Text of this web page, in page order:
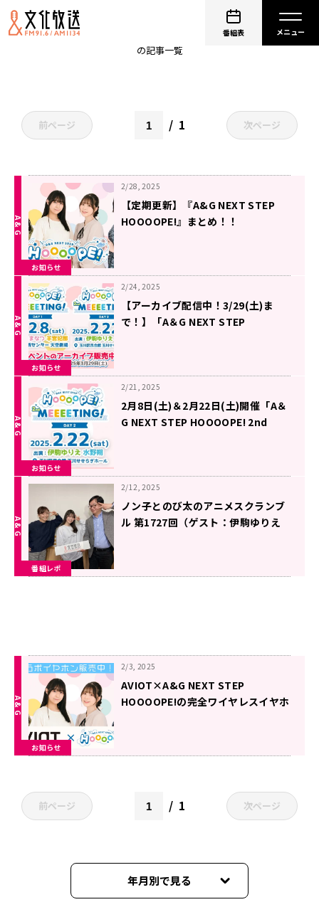
番組表
の記事一覧
前ページ 1 次ページ
お知らせ
2/28, 2025
【定期更新】『A&G NEXT STEP
HOOOOPE!』まとめ！！
お知らせ
2/24, 2025
【アーカイブ配信中！3/29(土)ま
で！】「A＆G NEXT STEP
お知らせ
2/21, 2025
2月8日(土)＆2月22日(土)開催「A＆
G NEXT STEP HOOOOPE! 2nd
番組レポ
2/12, 2025
ノン子とのび太のアニメスクランブ
ル 第1727回（ゲスト：伊駒ゆりえ
お知らせ
2/3, 2025
AVIOT×A&G NEXT STEP
HOOOOPE!の完全ワイヤレスイヤホ
前ページ 1 次ページ
年月別で見る